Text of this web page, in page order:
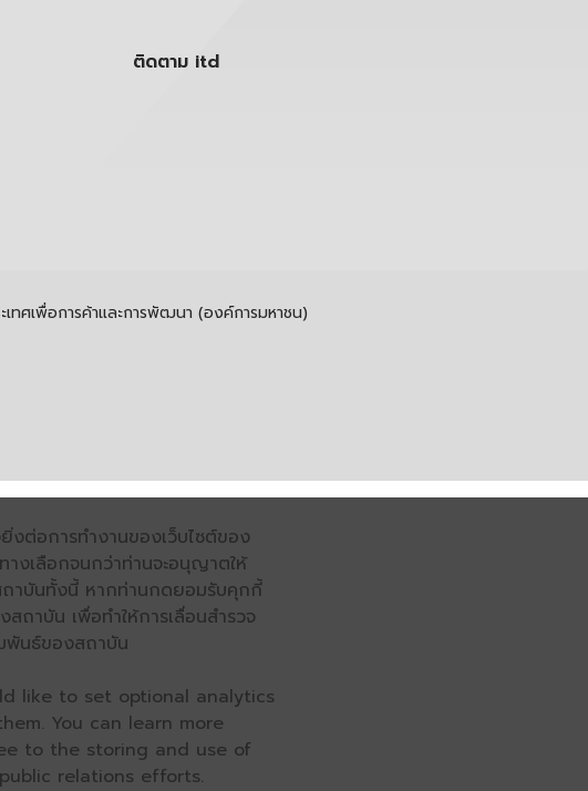
ติดตาม itd
ทศเพื่อการค้าและการพัฒนา (องค์การมหาชน)
งต่อการทำงานของเว็บไซต์ของ
างเลือกจนกว่าท่านจะอนุญาตให้
าบันทั้งนี้ หากท่านกดยอมรับคุกกี้
ถาบัน เพื่อทำให้การเลื่อนสำรวจ
พันธ์ของสถาบัน
like to set optional analytics
You can learn more
to the storing and use of
relations efforts.